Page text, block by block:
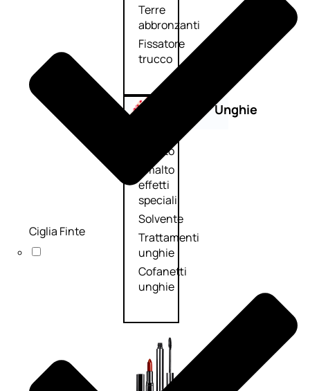
Terre
abbronzanti
Fissatore
trucco
Unghie
Smalto
Smalto
effetti
speciali
Solvente
Trattamenti
unghie
Cofanetti
unghie
Ciglia Finte